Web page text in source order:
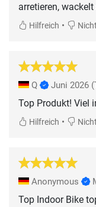
arretieren,
Hilfreich •
Q Juni 2026
Top Produkt! Viel
Hilfreich •
Anonymous
Top Indoor Bike